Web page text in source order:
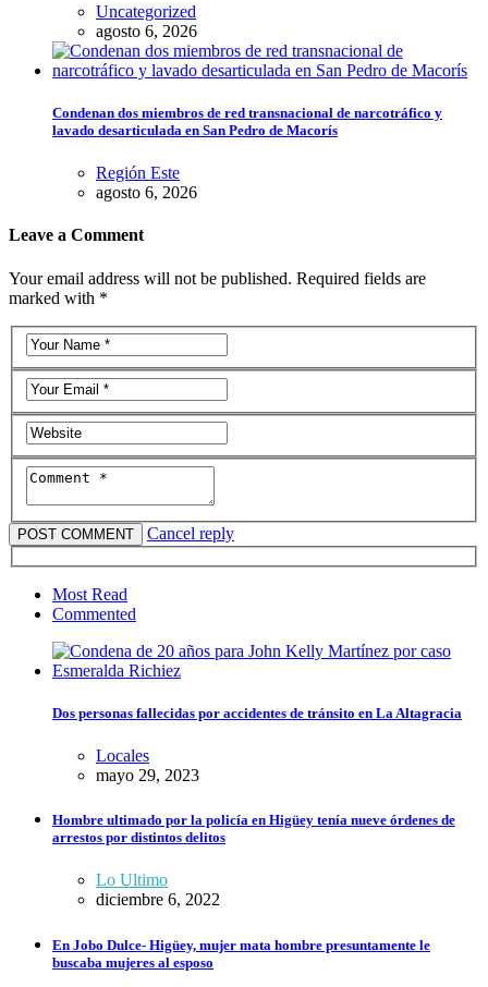
Uncategorized
agosto 6, 2026
Condenan dos miembros de red transnacional de narcotráfico y
lavado desarticulada en San Pedro de Macorís
Región Este
agosto 6, 2026
Leave a Comment
Your email address will not be published. Required fields are
marked with *
Cancel reply
Most Read
Commented
Dos personas fallecidas por accidentes de tránsito en La Altagracia
Locales
mayo 29, 2023
Hombre ultimado por la policía en Higüey tenía nueve órdenes de
arrestos por distintos delitos
Lo Ultimo
diciembre 6, 2022
En Jobo Dulce- Higüey, mujer mata hombre presuntamente le
buscaba mujeres al esposo